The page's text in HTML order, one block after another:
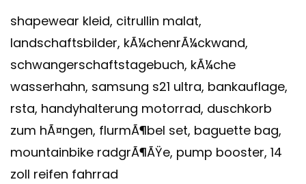
shapewear kleid, citrullin malat,
landschaftsbilder, kÃ¼chenrÃ¼ckwand,
schwangerschaftstagebuch, kÃ¼che
wasserhahn, samsung s21 ultra, bankauflage,
rsta, handyhalterung motorrad, duschkorb
zum hÃ¤ngen, flurmÃ¶bel set, baguette bag,
mountainbike radgrÃ¶ÃŸe, pump booster, 14
zoll reifen fahrrad